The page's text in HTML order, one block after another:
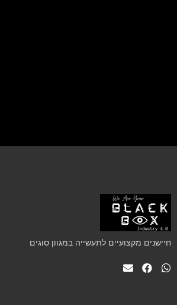
חיישנים מקצועיים לתעשייה במגוון סוגים